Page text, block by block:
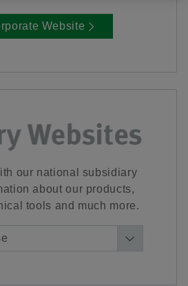
Website
our national subsidiary
about our products,
tools and much more.